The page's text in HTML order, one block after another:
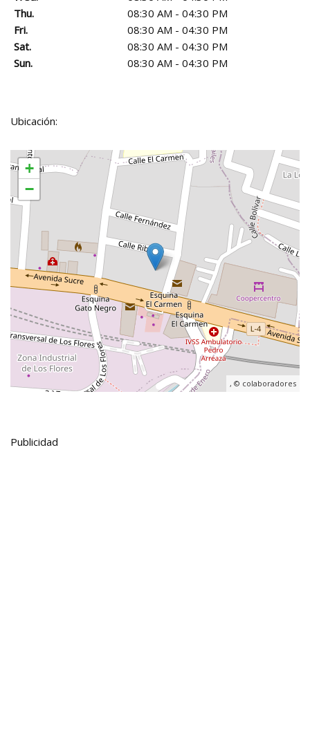
Thu.
08:30 AM - 04:30 PM
Fri.
08:30 AM - 04:30 PM
Sat.
08:30 AM - 04:30 PM
Sun.
08:30 AM - 04:30 PM
Ubicación:
+
−
, © colaboradores
Publicidad